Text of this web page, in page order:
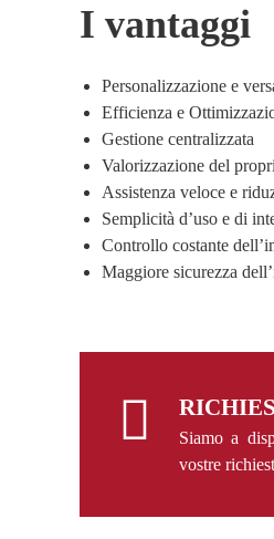
I vantaggi
Personalizzazione e
Efficienza e
Gestione centralizzata
Valorizzazione del
Assistenza veloce e
Semplicità d’uso e di
Controllo costante
Maggiore sicurezza
Siamo a
vostre